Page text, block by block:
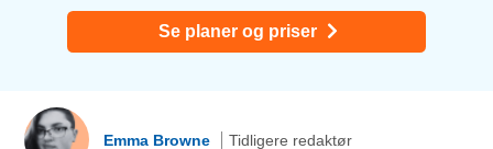
Se planer og priser
Emma Browne Tidligere redaktør